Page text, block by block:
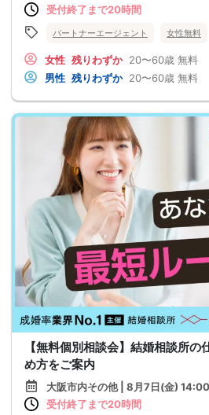
受付終了まで20時間
パートナーエージェント 女性無料
女性 残りわずか 20〜60歳 無料
男性 残りわずか 20〜60歳 無料
【無料個別相談会】結婚相談所の
め方をご案内
大阪市内その他 | 8月7日(金)
受付終了まで20時間